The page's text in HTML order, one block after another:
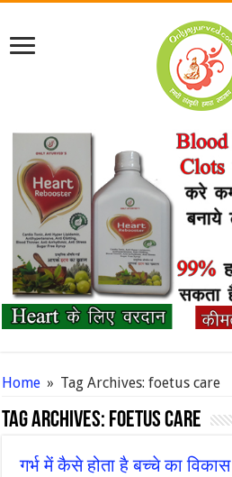
Home » Tag Archives: foetus care
Tag Archives: foetus care
गर्भ में कैसे होता है बच्चे का विकास